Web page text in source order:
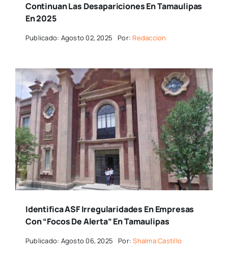
Continuan Las Desapariciones En Tamaulipas
En 2025
Publicado: Agosto 02, 2025 Por: Redaccion
Identifica ASF Irregularidades En Empresas
Con “focos De Alerta” En Tamaulipas
Publicado: Agosto 06, 2025 Por:Shalma Castillo